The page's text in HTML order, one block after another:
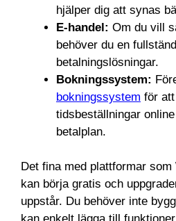
hjälper dig att synas
E-handel: Om du vill
behöver du en
betalningslösningar.
Bokningssystem:
bokningssystem för
tidsbeställningar
betalplan.
Det fina med plattformar
kan börja gratis och
uppstår. Du behöver inte